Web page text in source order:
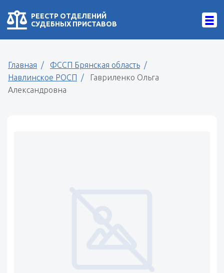
РЕЕСТР ОТДЕЛЕНИЙ
СУДЕБНЫХ ПРИСТАВОВ
Главная
ФССП Брянская область
Навлинское РОСП
Гавриленко Ольга
Александровна